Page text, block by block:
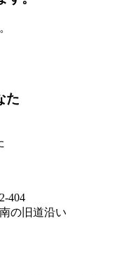
404
の旧道沿い